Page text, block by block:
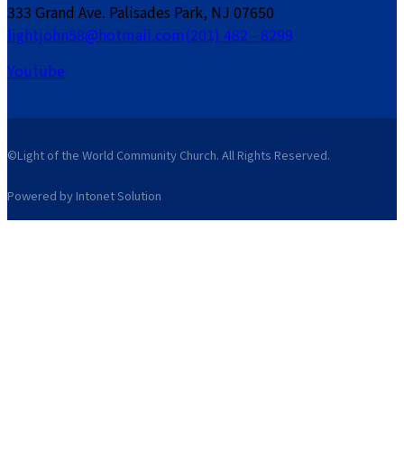
333 Grand Ave. Palisades Park, NJ 07650
lightjohn58@hotmail.com(201) 482 - 8299
Youtube
©Light of the World Community Church. All Rights Reserved.
Powered by Intonet Solution